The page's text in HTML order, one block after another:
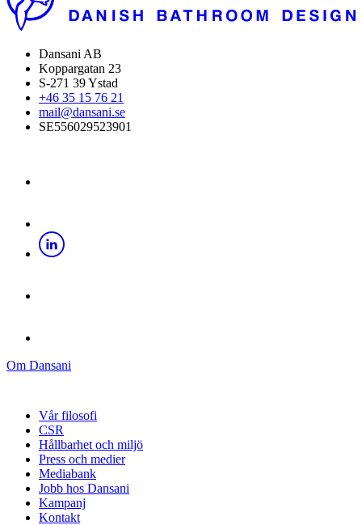
Dansani AB
Koppargatan 23
S-271 39 Ystad
+46 35 15 76 21
mail@dansani.se
SE556029523901
Om Dansani
Vår filosofi
CSR
Hållbarhet och miljö
Press och medier
Mediabank
Jobb hos Dansani
Kampanj
Kontakt